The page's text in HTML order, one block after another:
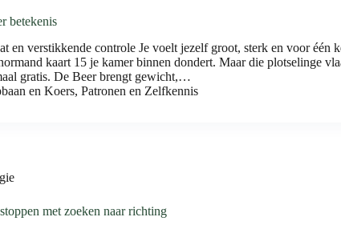
betekenis
en verstikkende controle Je voelt jezelf groot, sterk en voor één
kaart 15 je kamer binnen dondert. Maar die plotselinge
gratis. De Beer brengt gewicht,…
en Koers, Patronen en Zelfkennis
met zoeken naar richting